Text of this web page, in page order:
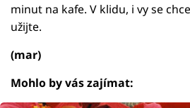
minut na kafe. V klidu, i vy se
užijte.
(mar)
Mohlo by vás zajímat: